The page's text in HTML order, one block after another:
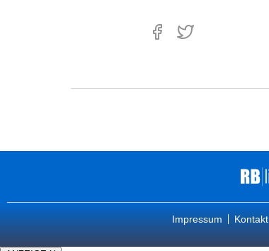
Impressum Kontakt